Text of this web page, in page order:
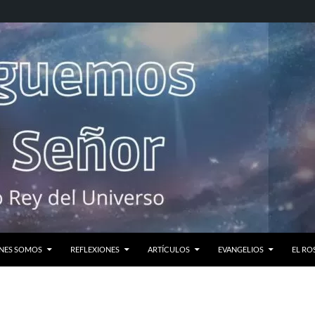
SOMOS REFLEXIONES ARTÍCULOS EVANGELIOS EL